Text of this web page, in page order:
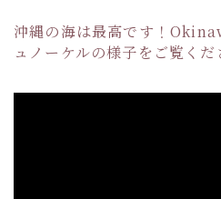
沖縄の海は最高です！
ュノーケルの様子をご覧くだ